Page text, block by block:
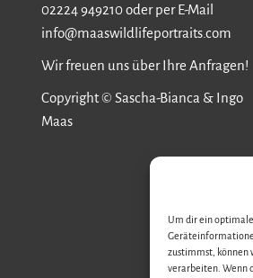
Um dir ein
zustimmst, können
verarbeiten. Wenn
02224 949210 oder per E-Mail
info@maaswildlifeportraits.com
Wir freuen uns über Ihre Anfragen!
Copyright © Sascha-Bianca & Ingo
Maas